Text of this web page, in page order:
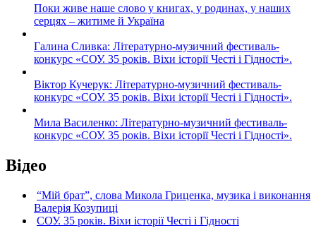
Поки живе наше слово у книгах, у родинах, у наших
серцях – житиме й Україна
Галина Сливка: Літературно-музичний фестиваль-
конкурс «СОУ. 35 років. Віхи історії Честі і Гідності».
Віктор Кучерук: Літературно-музичний фестиваль-
конкурс «СОУ. 35 років. Віхи історії Честі і Гідності».
Мила Василенко: Літературно-музичний фестиваль-
конкурс «СОУ. 35 років. Віхи історії Честі і Гідності».
Відео
“Мій брат”, слова Микола Гриценка, музика і виконання
Валерія Козупиці
СОУ. 35 років. Віхи історії Честі і Гідності